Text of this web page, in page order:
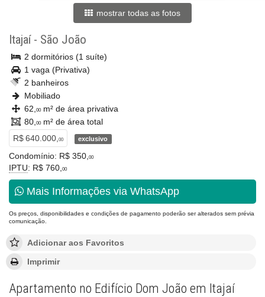
mostrar todas as fotos
Itajaí- São João
2 dormitórios (1 suíte)
1 vaga (Privativa)
2 banheiros
Mobiliado
62, 00m² de área privativa
80, 00m² de área total
R$ 640.000, 00 exclusivo
Condomínio: R$ 350, 00
IPTU: R$ 760, 00
Mais Informações via WhatsApp
Os preços, disponibilidades e condições de pagamento poderão ser alterados sem prévia
comunicação.
Adicionar aos Favoritos
Imprimir
Apartamento no Edifício Dom João em Itajaí